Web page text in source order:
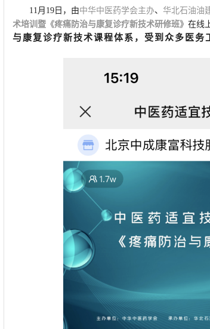
11月19日，由中华中医药学会主办、 华北石油油
术培训暨《疼痛防治与康复诊疗新技术研修班》 在线
与康复诊疗新技术课程体系，受到众多医务